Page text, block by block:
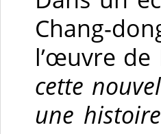
Chang-
l’œuvre
cette
une